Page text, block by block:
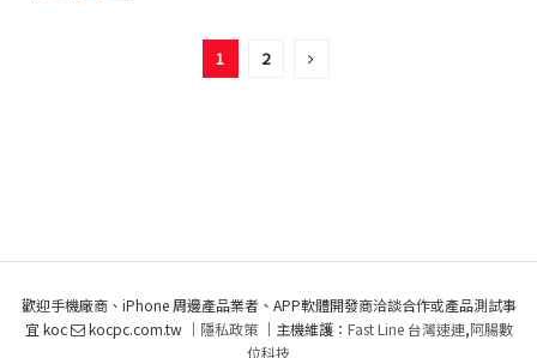
1 2
歡迎手機廠商、iPhone 周邊產品業者、APP軟體開發商洽談合作或產品測試事
宜 koc
kocpc.com.tw ｜ 隱私政策｜主機維護： Fast Line 台灣速連,阿腸數
位科技